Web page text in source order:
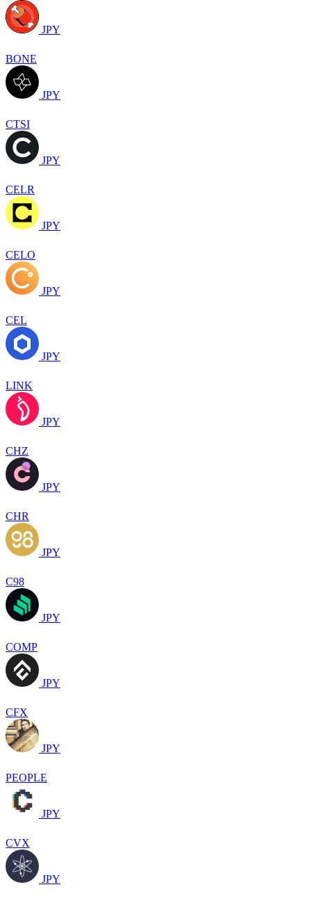
JPY
BONE
JPY
CTSI
JPY
CELR
JPY
CELO
JPY
CEL
JPY
LINK
JPY
CHZ
JPY
CHR
JPY
C98
JPY
COMP
JPY
CFX
JPY
PEOPLE
JPY
CVX
JPY